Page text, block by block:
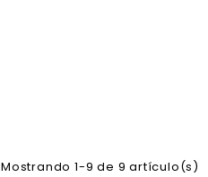
Mostrando 1-9 de 9 artículo(s)